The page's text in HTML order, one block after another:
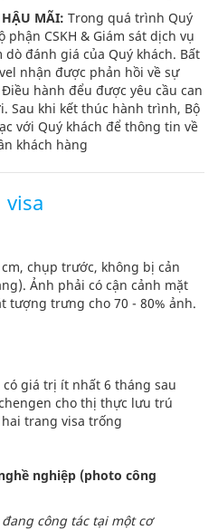
MÃI: Trong quá trình Quý
phận CSKH & Giám sát dịch vụ
đánh giá của Quý khách. Bất
nhận được phản hồi về sự
hành đểu được yêu cầu can
Sau khi kết thúc hành trình, Bộ
với Quý khách để thông tin về
khách hàng
chụp trước, không bị cản
Ảnh phải có cận cảnh mặt
tượng trưng cho 70 - 80% ảnh.
có giá trị ít nhất 6 tháng sau
cho thị thực lưu trú
trang visa trống
nghiệp (photo công
công tác tại một cơ